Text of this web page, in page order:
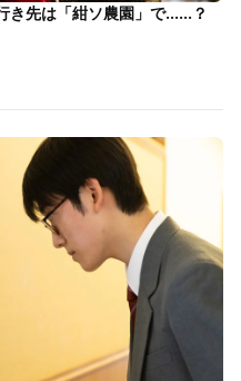
き先は「紺ソ農園」で……？